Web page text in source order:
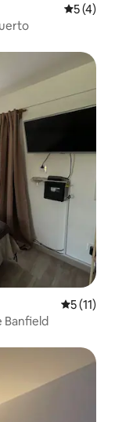
5 (4)
5 (11)
Banfield